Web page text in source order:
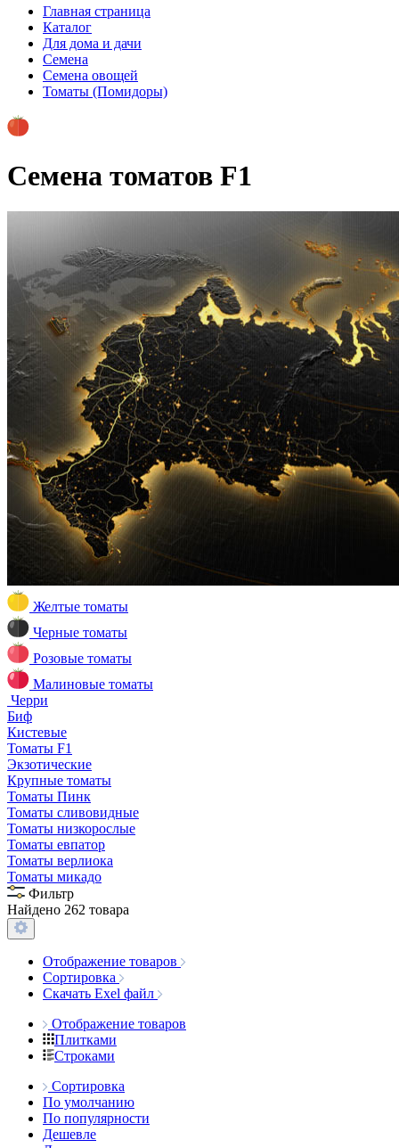
Главная страница
Каталог
Для дома и дачи
Семена
Семена овощей
Томаты (Помидоры)
Семена томатов F1
Желтые томаты
Черные томаты
Розовые томаты
Малиновые томаты
Черри
Биф
Кистевые
Томаты F1
Экзотические
Крупные томаты
Томаты Пинк
Томаты сливовидные
Томаты низкорослые
Томаты евпатор
Томаты верлиока
Томаты микадо
Фильтр
Найдено 262 товара
Отображение товаров
Сортировка
Скачать Exel файл
Отображение товаров
Плитками
Строками
Сортировка
По умолчанию
По популярности
Дешевле